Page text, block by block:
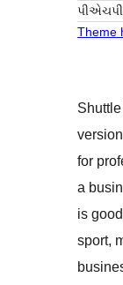
Theme
for
a
is
sport,